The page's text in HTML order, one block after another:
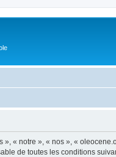
« notre », « nos », «
de toutes les conditions